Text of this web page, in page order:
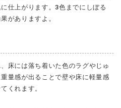
仕上がります。3色までにしぼる
がありますよ。
床には落ち着いた色のラグやじゅ
量感が出ることで壁や床に軽量感
くれます。